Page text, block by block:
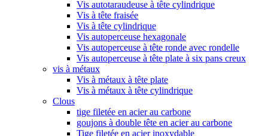
Vis autotaraudeuse à tête cylindrique
Vis à tête fraisée
Vis à tête cylindrique
Vis autoperceuse hexagonale
Vis autoperceuse à tête ronde avec rondelle
Vis autoperceuse à tête plate à six pans creux
vis à métaux
Vis à métaux à tête plate
Vis à métaux à tête cylindrique
Clous
tige filetée en acier au carbone
goujons à double tête en acier au carbone
Tige filetée en acier inoxydable